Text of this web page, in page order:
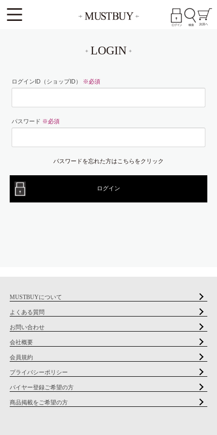
LOGIN
ログインID（ショップID） ※必須
パスワード ※必須
パスワードを忘れた方はこちらをクリック
MUSTBUYについて
よくある質問
お問い合わせ
会社概要
会員規約
プライバシーポリシー
バイヤー登録ご希望の方
商品掲載をご希望の方